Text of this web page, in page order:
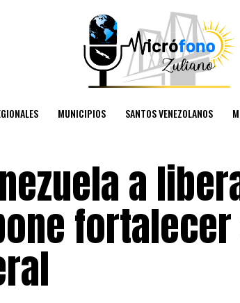
MUNICIPIOS SANTOS VENEZOLANOS
a